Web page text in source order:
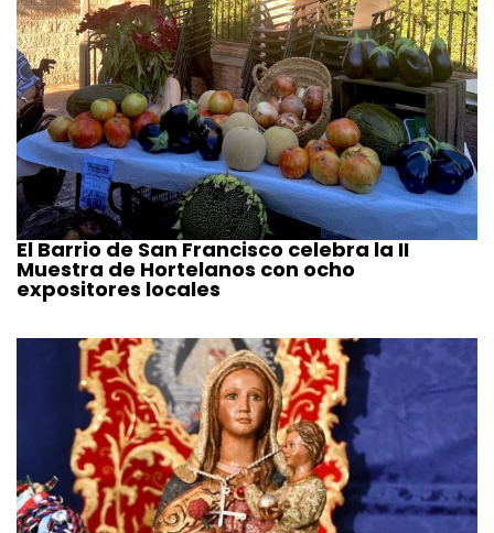
El Barrio de San Francisco celebra la II
Muestra de Hortelanos con ocho
expositores locales